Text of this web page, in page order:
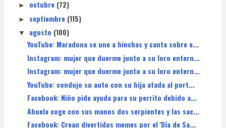
► octubre (72)
► septiembre (115)
▼ agosto (100)
YouTube: Maradona se une a hinchas y canta sobre e...
Instagram: mujer que duerme junto a su loro entern...
Instagram: mujer que duerme junto a su loro entern...
YouTube: condujo su auto con su hija atada al port...
Facebook: Niño pide ayuda para su perrito debido a...
Abuela coge con sus manos dos serpientes y las sac...
Facebook: Crean divertidos memes por el 'Día de Sa...